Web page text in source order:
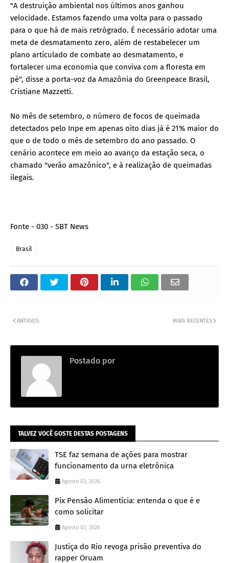
"A destruição ambiental nos últimos anos ganhou
velocidade. Estamos fazendo uma volta para o passado
para o que há de mais retrógrado. É necessário adotar uma
meta de desmatamento zero, além de restabelecer um
plano articulado de combate ao desmatamento, e
fortalecer uma economia que conviva com a floresta em
pé", disse a porta-voz da Amazônia do Greenpeace Brasil,
Cristiane Mazzetti.
No mês de setembro, o número de focos de queimada
detectados pelo Inpe em apenas oito dias já é 21% maior do
que o de todo o mês de setembro do ano passado. O
cenário acontece em meio ao avanço da estação seca, o
chamado "verão amazônico", e à realização de queimadas
ilegais.
Fonte - 030 - SBT News
Brasil
MAIS RECENTES
ANTIGOS
Postado por
TALVEZ VOCÊ GOSTE DESTAS POSTAGENS
TSE faz semana de ações para mostrar
funcionamento da urna eletrônica
Agosto 03, 2026
Pix Pensão Alimentícia: entenda o que é e
como solicitar
Agosto 03, 2026
Justiça do Rio revoga prisão preventiva do
rapper Oruam